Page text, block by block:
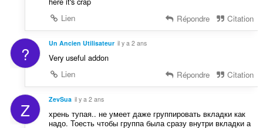
Lien
Répondre Citation
? Un Ancien Utilisateur il y a 2 ans
Very useful addon
Lien
Répondre Citation
Z ZevSua il y a 2 ans
хрень тупая.. не умеет даже группировать вкладки как
надо. Тоесть чтобы группа была сразу внутри вкладки а